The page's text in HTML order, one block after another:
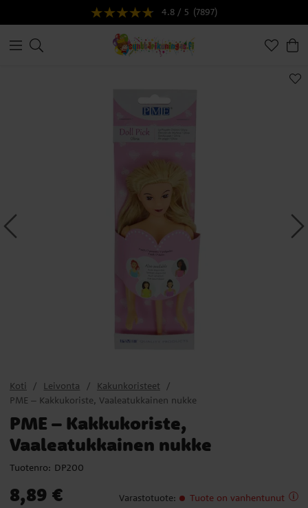
4.8 / 5 (7897)
Koti Leivonta
Kakunkoristeet
PME – Kakkukoriste, Vaaleatukkainen nukke
PME – Kakkukoriste,
Vaaleatukkainen nukke
Tuotenro: DP200
Hinta:8,89 €
8,89 € Varastotuote: Tuote on vanhentunut